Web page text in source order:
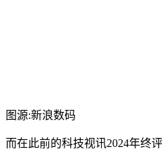
图源:新浪数码
而在此前的科技视讯2024年终